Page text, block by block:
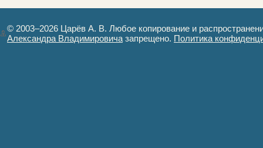
© 2003–2026 Царёв А. В. Любое копирование и
Александра Владимировича запрещено. Политика
Авторизация